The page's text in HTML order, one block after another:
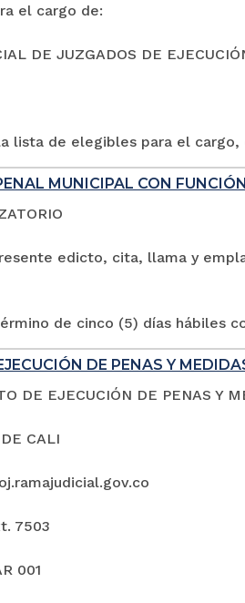
el cargo de:
DE JUZGADOS DE
lista de elegibles para el cargo,
MUNICIPAL CON
edicto, cita, llama y
de cinco (5) días hábiles
DE PENAS Y
DE EJECUCIÓN DE PENAS Y
CALI
7503
001